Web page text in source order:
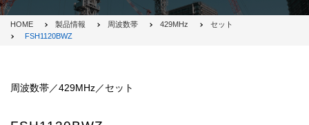
HOME 製品情報 周波数帯 429MHz
セット
FSH1120BWZ
周波数帯／429MHz／セット